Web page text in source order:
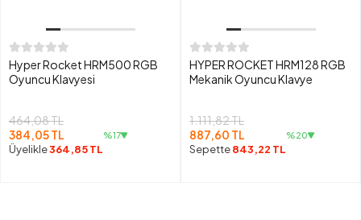
Hyper Rocket HRM500 RGB
Oyuncu Klavyesi
464,08 TL
384,05 TL
Üyelikle364,85 TL
%17
HYPER ROCKET HRM128 RGB
Mekanik Oyuncu Klavye
1.111,82 TL
887,60 TL
Sepette843,22 TL
%20